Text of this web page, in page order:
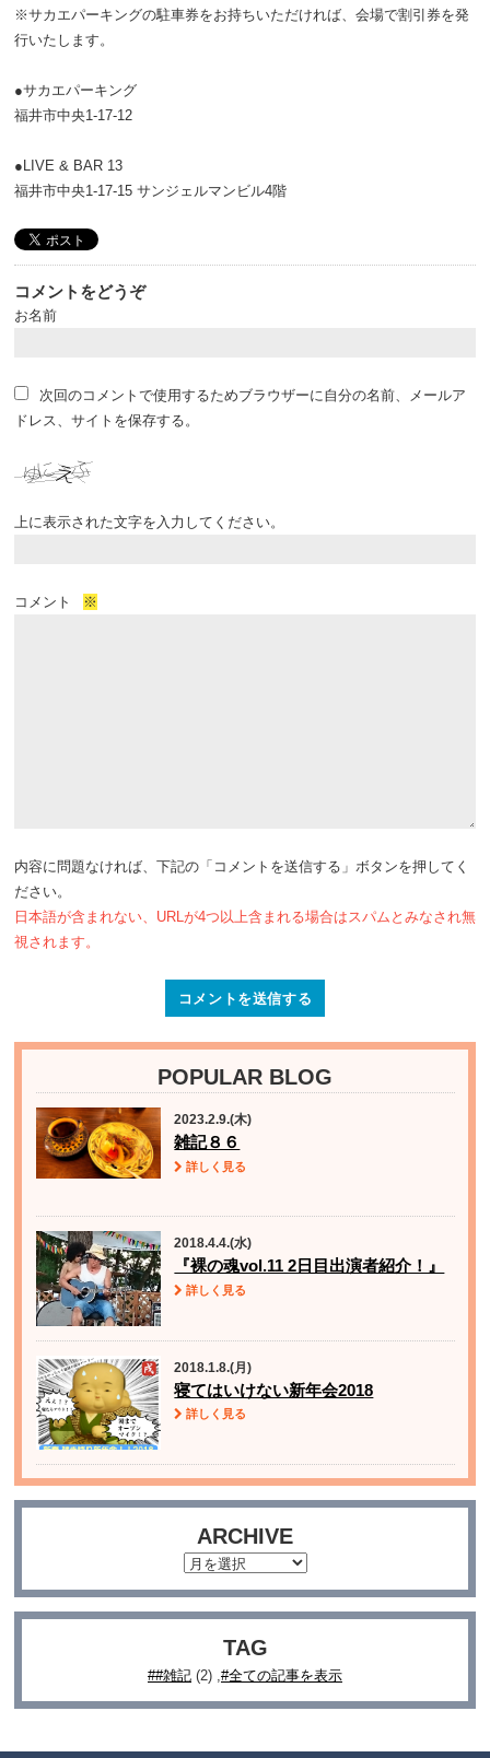
※サカエパーキングの駐車券をお持ちいただければ、会場で割引券を発
行いたします。
●サカエパーキング
福井市中央1-17-12
●LIVE & BAR 13
福井市中央1-17-15 サンジェルマンビル4階
コメントをどうぞ
お名前
次回のコメントで使用するためブラウザーに自分の名前、メールア
ドレス、サイトを保存する。
上に表示された文字を入力してください。
コメント ※
内容に問題なければ、下記の「コメントを送信する」ボタンを押してく
ださい。
日本語が含まれない、URLが4つ以上含まれる場合はスパムとみなされ無
視されます。
POPULAR BLOG
2023.2.9.(木)
雑記８６
詳しく見る
2018.4.4.(水)
『裸の魂vol.11 2日目出演者紹介！』
詳しく見る
2018.1.8.(月)
寝てはいけない新年会2018
詳しく見る
ARCHIVE
TAG
#雑記 (2) 全ての記事を表示